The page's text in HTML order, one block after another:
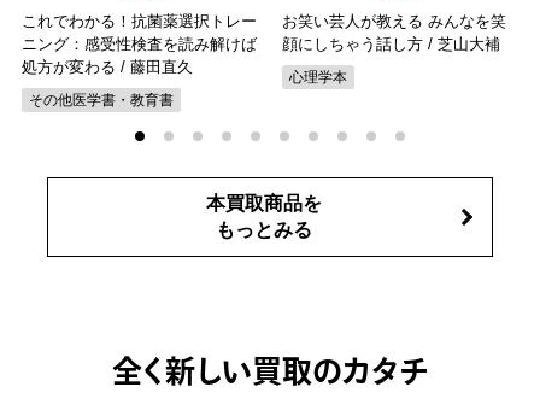
これでわかる！抗菌薬選択トレー
ニング：感受性検査を読み解けば
処方が変わる / 藤田直久
その他医学書・教育書
お笑い芸人が教える みんなを笑
顔にしちゃう話し方 / 芝山大補
心理学本
本買取商品を
もっとみる
全く新しい買取のカタチ